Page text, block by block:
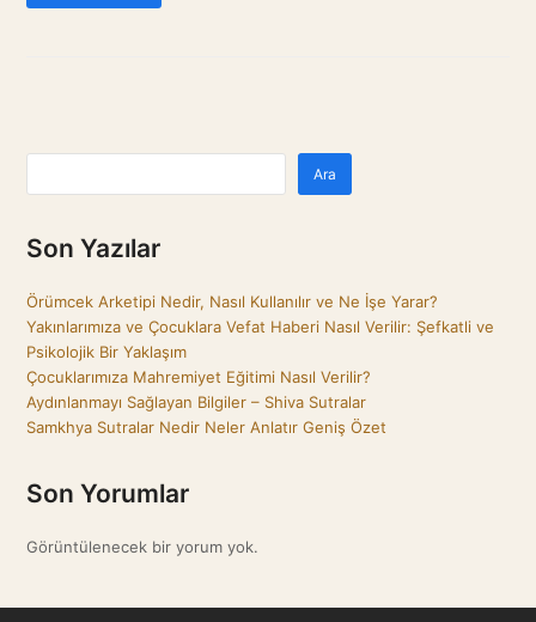
Ara
Son Yazılar
Örümcek Arketipi Nedir, Nasıl Kullanılır ve Ne İşe Yarar?
Yakınlarımıza ve Çocuklara Vefat Haberi Nasıl Verilir: Şefkatli ve
Psikolojik Bir Yaklaşım
Çocuklarımıza Mahremiyet Eğitimi Nasıl Verilir?
Aydınlanmayı Sağlayan Bilgiler – Shiva Sutralar
Samkhya Sutralar Nedir Neler Anlatır Geniş Özet
Son Yorumlar
Görüntülenecek bir yorum yok.